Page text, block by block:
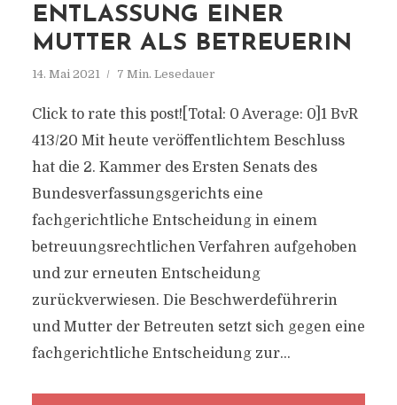
ENTLASSUNG EINER
MUTTER ALS BETREUERIN
14. Mai 2021 7 Min. Lesedauer
Click to rate this post![Total: 0 Average: 0]1 BvR
413/20 Mit heute veröffentlichtem Beschluss
hat die 2. Kammer des Ersten Senats des
Bundesverfassungsgerichts eine
fachgerichtliche Entscheidung in einem
betreuungsrechtlichen Verfahren aufgehoben
und zur erneuten Entscheidung
zurückverwiesen. Die Beschwerdeführerin
und Mutter der Betreuten setzt sich gegen eine
fachgerichtliche Entscheidung zur...